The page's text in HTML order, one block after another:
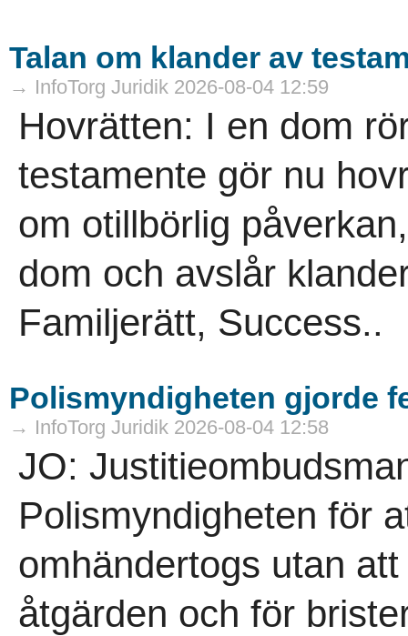
Talan om klander av
→ InfoTorg Juridik 2026-08-04 12:59
Hovrätten: I en dom
testamente gör nu
om otillbörlig
dom och avslår
Familjerätt, Success..
Polismyndigheten gjorde
→ InfoTorg Juridik 2026-08-04 12:58
JO:
Polismyndigheten för
omhändertogs utan
åtgärden och för